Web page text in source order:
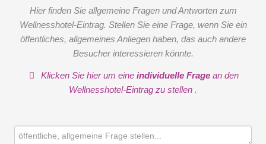
Hier finden Sie allgemeine Fragen und Antworten zum
Wellnesshotel-Eintrag. Stellen Sie eine Frage, wenn Sie ein
öffentliches, allgemeines Anliegen haben, das auch andere
Besucher interessieren könnte.
Klicken Sie hier um eineindividuelle Frage an den
Wellnesshotel-Eintrag zu stellen .